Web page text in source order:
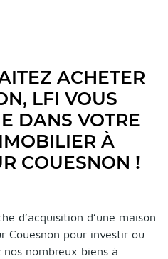
ACHETER
LFI VOUS
DANS VOTRE
À
COUESNON !
d’acquisition d’une maison
Couesnon pour investir ou
nombreux biens à